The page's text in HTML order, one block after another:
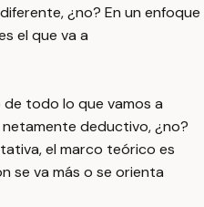
¿no? En un enfoque
el que va a
todo lo que vamos a
deductivo, ¿no?
el marco teórico es
se va más o se orienta